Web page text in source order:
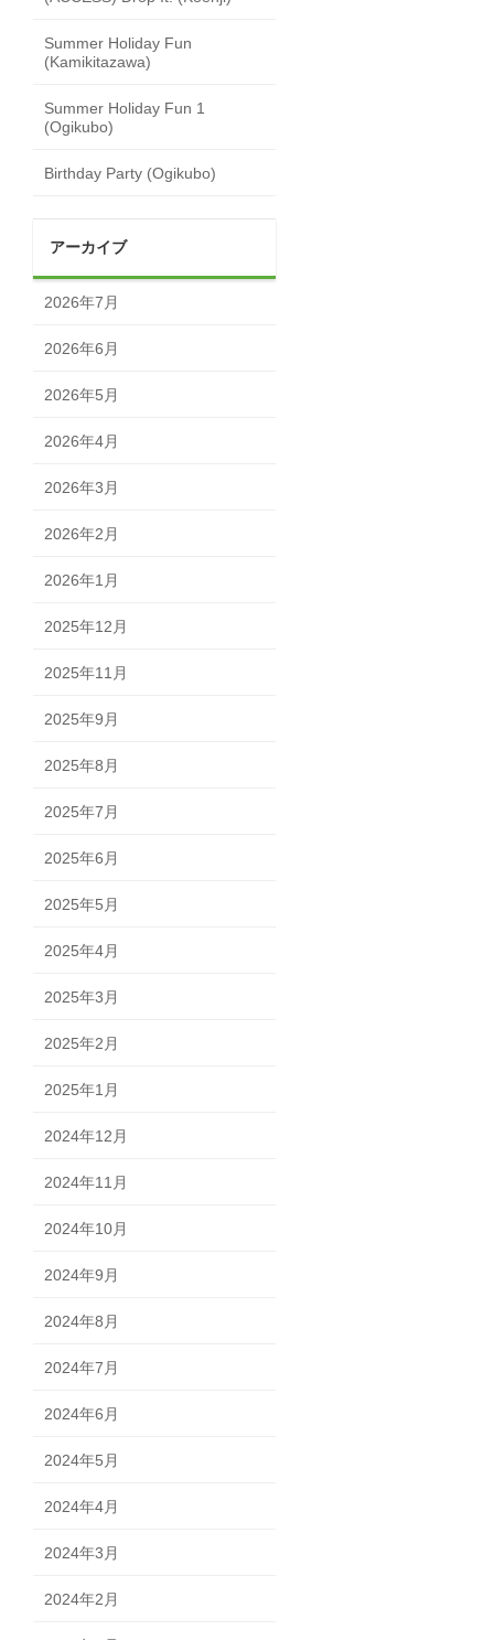
Summer Holiday Fun
(Kamikitazawa)
Summer Holiday Fun 1
(Ogikubo)
Birthday Party (Ogikubo)
アーカイブ
2026年7月
2026年6月
2026年5月
2026年4月
2026年3月
2026年2月
2026年1月
2025年12月
2025年11月
2025年9月
2025年8月
2025年7月
2025年6月
2025年5月
2025年4月
2025年3月
2025年2月
2025年1月
2024年12月
2024年11月
2024年10月
2024年9月
2024年8月
2024年7月
2024年6月
2024年5月
2024年4月
2024年3月
2024年2月